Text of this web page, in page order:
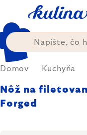
obsah
Domov Kuchyňa
Nôž na
Forged